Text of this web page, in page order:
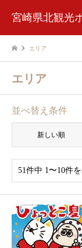
宮崎県北観光
エリア
エリア
並べ替え条件
新しい順
51件中 1〜10件